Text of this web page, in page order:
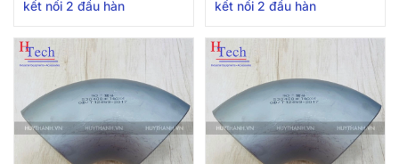
kết nối 2 đầu hàn
kết nối 2 đầu hàn